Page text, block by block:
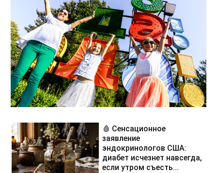
🩸 Сенсационное
заявление
эндокринологов США:
диабет исчезнет навсегда,
если утром съесть...